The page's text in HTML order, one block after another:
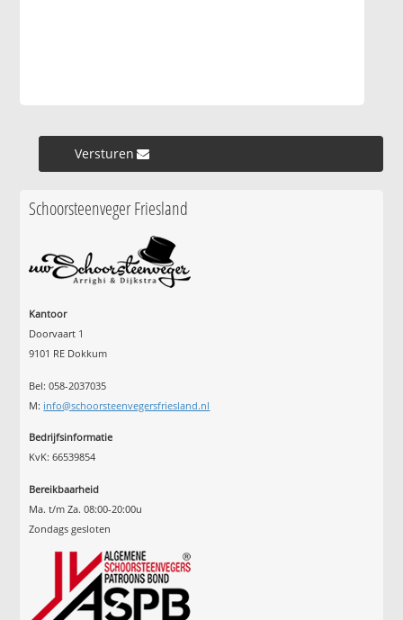
Versturen »
Schoorsteenveger Friesland
Kantoor
Doorvaart 1
9101 RE Dokkum
Bel: 058-2037035
M: info@schoorsteenvegersfriesland.nl
Bedrijfsinformatie
KvK: 66539854
Bereikbaarheid
Ma. t/m Za. 08:00-20:00u
Zondags gesloten